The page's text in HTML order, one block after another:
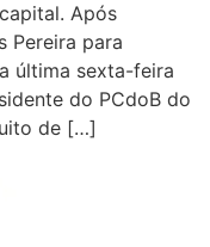
Após
Pereira para
última sexta-feira
do PCdoB do
de […]